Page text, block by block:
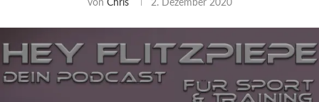
von Chris 2. Dezember 2020